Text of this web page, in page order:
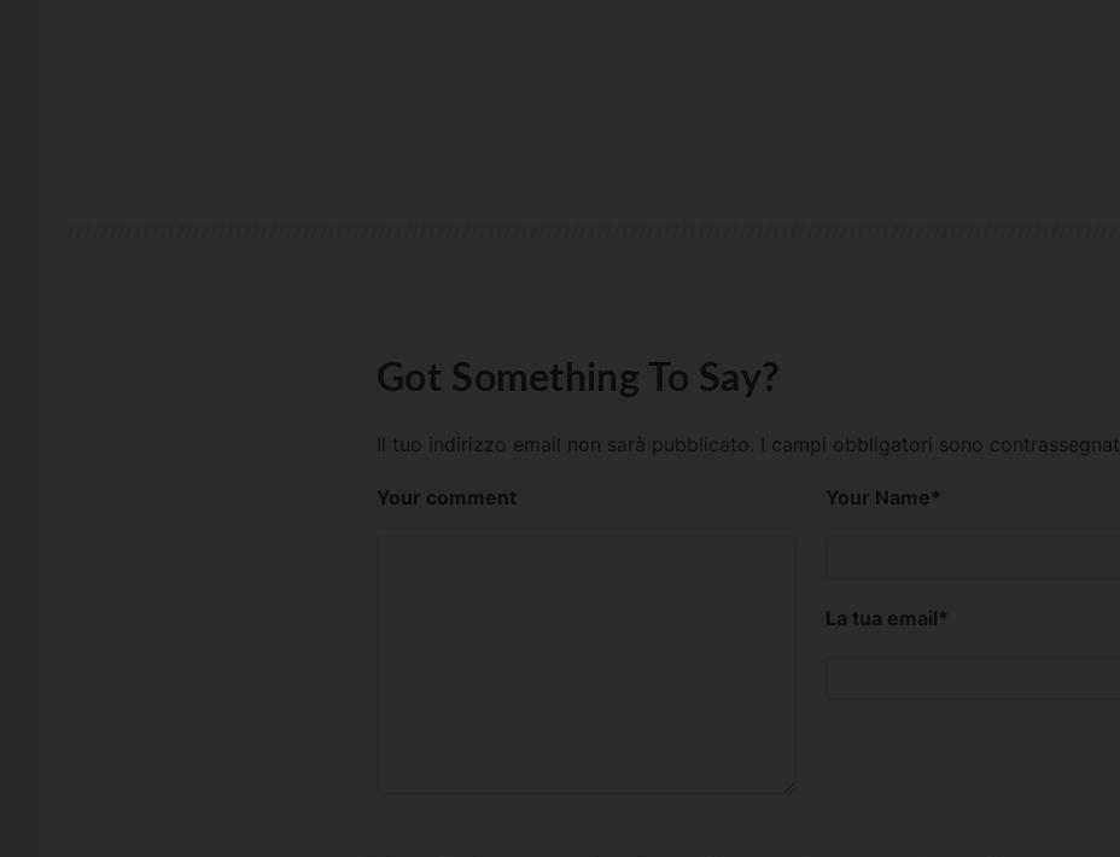
Got Something To Say?
Il tuo indirizzo email non sarà pubblicato. I campi obbligatori sono contrassegnati
Your comment Your Name*
La tua email*